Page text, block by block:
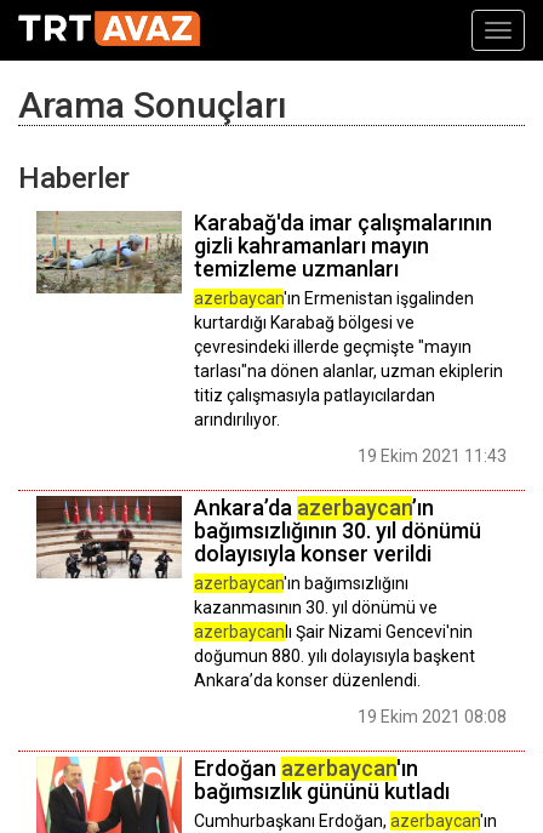
Arama Sonuçları
Haberler
Karabağ'da imar çalışmalarının
gizli kahramanları mayın
temizleme uzmanları
azerbaycan'ın Ermenistan işgalinden
kurtardığı Karabağ bölgesi ve
çevresindeki illerde geçmişte "mayın
tarlası"na dönen alanlar, uzman ekiplerin
titiz çalışmasıyla patlayıcılardan
arındırılıyor.
19 Ekim 2021 11:43
Ankara’da azerbaycan’ın
bağımsızlığının 30. yıl dönümü
dolayısıyla konser verildi
azerbaycan'ın bağımsızlığını
kazanmasının 30. yıl dönümü ve
azerbaycan lı Şair Nizami Gencevi'nin
doğumun 880. yılı dolayısıyla başkent
Ankara’da konser düzenlendi.
19 Ekim 2021 08:08
Erdoğan azerbaycan'ın
bağımsızlık gününü kutladı
Cumhurbaşkanı Erdoğan, azerbaycan'ın